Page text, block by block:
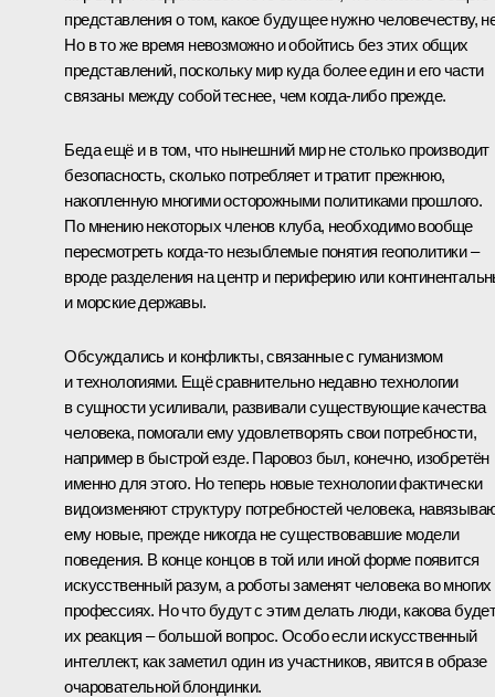
представления о том, какое будущее нужно человечеству,
Но в то же время невозможно и обойтись без этих общих
представлений, поскольку мир куда более един и его части
связаны между собой теснее, чем когда-либо прежде.
Беда ещё и в том, что нынешний мир не столько производит
безопасность, сколько потребляет и тратит прежнюю,
накопленную многими осторожными политиками прошлого.
По мнению некоторых членов клуба, необходимо вообще
пересмотреть когда-то незыблемые понятия геополитики –
вроде разделения на центр и периферию или
и морские державы.
Обсуждались и конфликты, связанные с гуманизмом
и технологиями. Ещё сравнительно недавно технологии
в сущности усиливали, развивали существующие качества
человека, помогали ему удовлетворять свои потребности,
например в быстрой езде. Паровоз был, конечно, изобретён
именно для этого. Но теперь новые технологии фактически
видоизменяют структуру потребностей человека,
ему новые, прежде никогда не существовавшие модели
поведения. В конце концов в той или иной форме появится
искусственный разум, а роботы заменят человека во многих
профессиях. Но что будут с этим делать люди, какова
их реакция – большой вопрос. Особо если искусственный
интеллект, как заметил один из участников, явится в образе
очаровательной блондинки.